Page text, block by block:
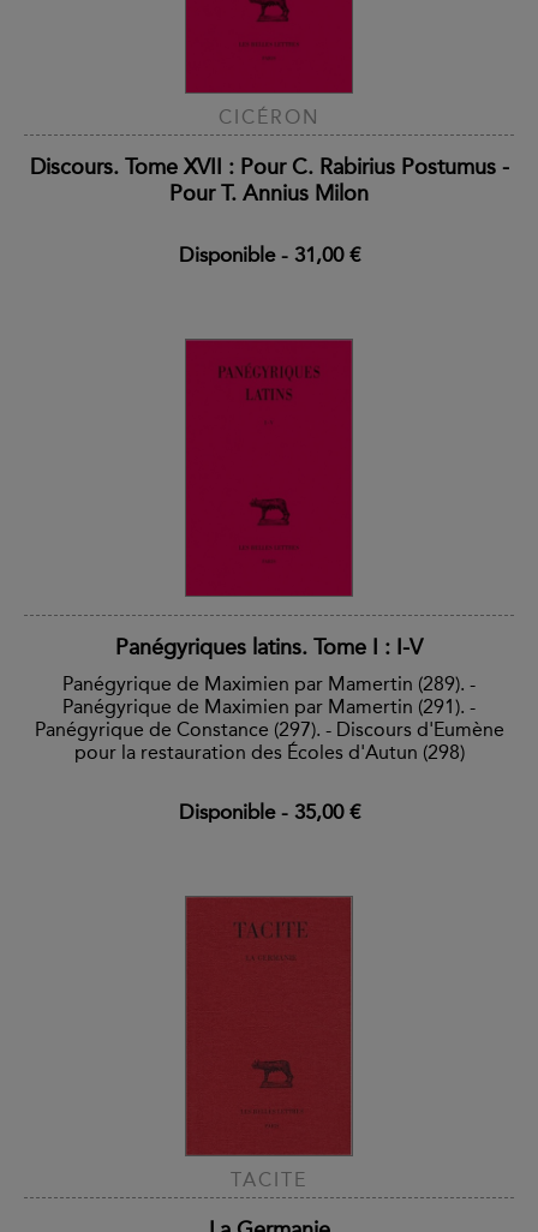
CICÉRON
Discours. Tome XVII : Pour C. Rabirius Postumus -
Pour T. Annius Milon
Disponible- 31,00 €
Panégyriques latins. Tome I : I-V
Panégyrique de Maximien par Mamertin (289). -
Panégyrique de Maximien par Mamertin (291). -
Panégyrique de Constance (297). - Discours d'Eumène
pour la restauration des Écoles d'Autun (298)
Disponible- 35,00 €
TACITE